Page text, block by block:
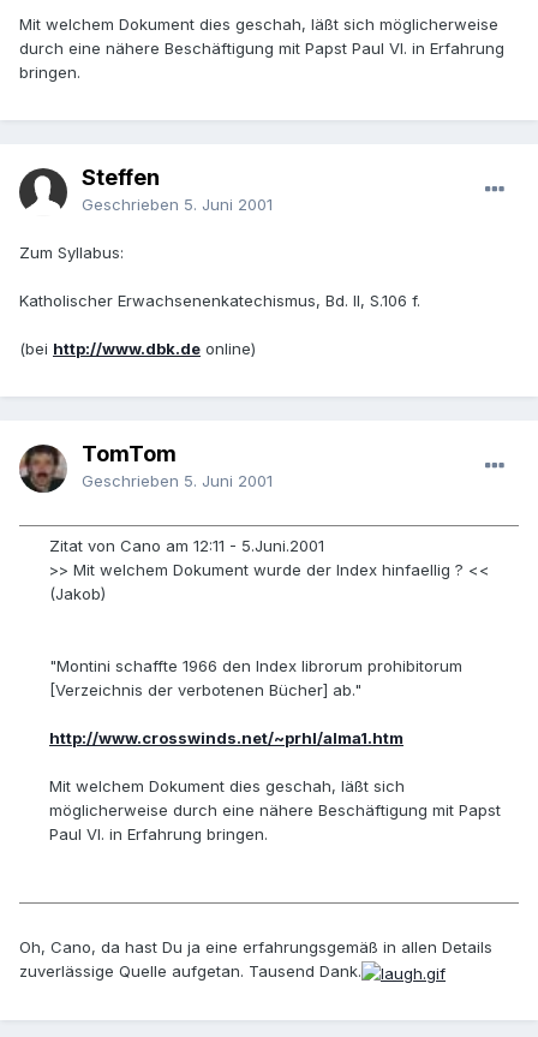
Mit welchem Dokument dies geschah, läßt sich möglicherweise
durch eine nähere Beschäftigung mit Papst Paul VI. in Erfahrung
bringen.
Steffen
Geschrieben 5. Juni 2001
Zum Syllabus:
Katholischer Erwachsenenkatechismus, Bd. II, S.106 f.
(bei http://www.dbk.de online)
TomTom
Geschrieben 5. Juni 2001
Zitat von Cano am 12:11 - 5.Juni.2001
>> Mit welchem Dokument wurde der Index hinfaellig ? <<
(Jakob)
"Montini schaffte 1966 den Index librorum prohibitorum
[Verzeichnis der verbotenen Bücher] ab."
http://www.crosswinds.net/~prhl/alma1.htm
Mit welchem Dokument dies geschah, läßt sich
möglicherweise durch eine nähere Beschäftigung mit Papst
Paul VI. in Erfahrung bringen.
Oh, Cano, da hast Du ja eine erfahrungsgemäß in allen Details
zuverlässige Quelle aufgetan. Tausend Dank.